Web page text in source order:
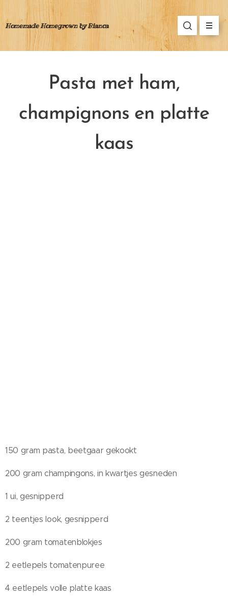
Homemade Homegrown by Bianca
Pasta met ham,
champignons en platte
kaas
150 gram pasta, beetgaar gekookt
200 gram champingons, in kwartjes gesneden
1 ui, gesnipperd
2 teentjes look, gesnipperd
200 gram tomatenblokjes
2 eetlepels tomatenpuree
4 eetlepels volle platte kaas